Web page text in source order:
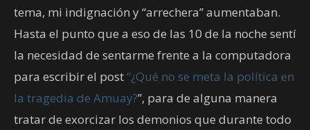
tema, mi indignación y “arrechera” aumentaban.
Hasta el punto que a eso de las 10 de la noche sentí
la necesidad de sentarme frente a la computadora
para escribir el post“¿Qué no se meta la política en
la tragedia de Amuay?”, para de alguna manera
tratar de exorcizar los demonios que durante todo